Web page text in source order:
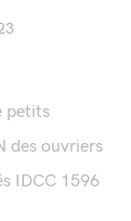
petits
des ouvriers
IDCC 1596